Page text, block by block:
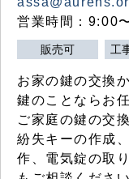
営業時間：9:00
販売可 工
お家の鍵の交換
鍵のことならお
ご家庭の鍵の交
紛失キーの作成
作、電気錠の取